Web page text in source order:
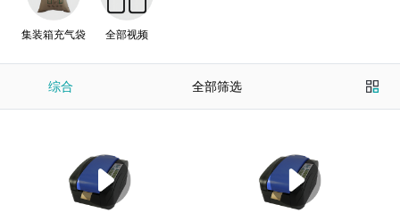
集装箱充气袋 全部视频
综合 全部筛选